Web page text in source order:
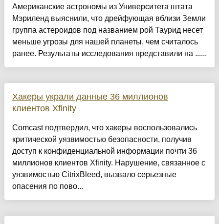
Американские астрономы из Университета штата
Мэриленд выяснили, что дрейфующая вблизи Земли
группа астероидов под названием рой Таурид несет
меньше угрозы для нашей планеты, чем считалось
ранее. Результаты исследования представили на ......
Хакеры украли данные 36 миллионов
клиентов Xfinity
Comcast подтвердил, что хакеры воспользовались
критической уязвимостью безопасности, получив
доступ к конфиденциальной информации почти 36
миллионов клиентов Xfinity. Нарушение, связанное с
уязвимостью CitrixBleed, вызвало серьезные
опасения по пово...